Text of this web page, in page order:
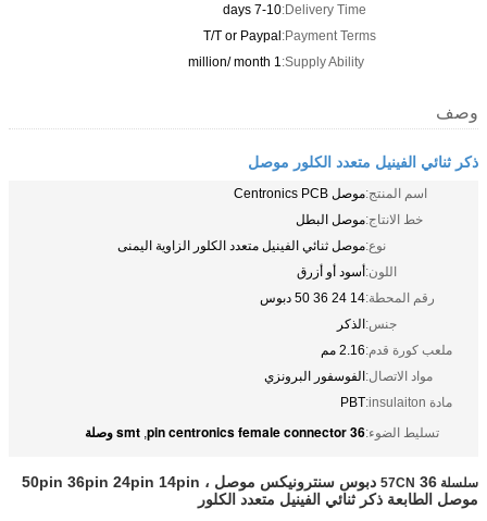
Delivery Time:
7-10 days
Payment Terms:
T/T or Paypal
Supply Ability:
1 million/ month
وصف
ذكر ثنائي الفينيل متعدد الكلور موصل
اسم المنتج:موصل Centronics PCB
خط الانتاج:موصل البطل
نوع:موصل ثنائي الفينيل متعدد الكلور الزاوية اليمنى
اللون:أسود أو أزرق
رقم المحطة:14 24 36 50 دبوس
جنس:الذكر
ملعب كورة قدم:2.16 مم
مواد الاتصال:الفوسفور البرونزي
مادة insulaiton:
PBT
تسليط الضوء:36 pin centronics female connector
, smt وصلة
سلسلة 57CN
36 دبوس سنترونيكس موصل ، 50pin 36pin 24pin 14pin
موصل الطابعة ذكر ثنائي الفينيل متعدد الكلور